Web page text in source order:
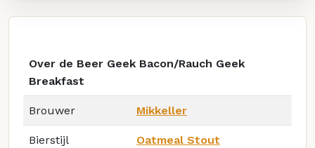
Over de Beer Geek Bacon/Rauch Geek
Breakfast
Brouwer Mikkeller
Bierstijl Oatmeal Stout